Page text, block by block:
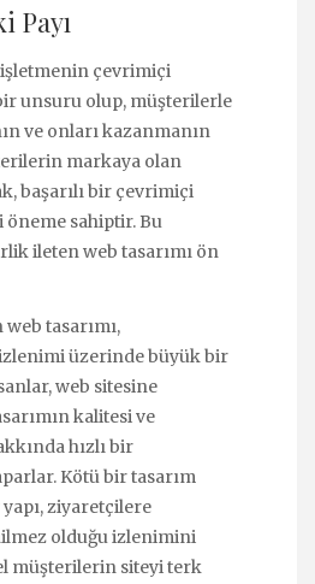
Payı
işletmenin çevrimiçi
unsuru olup, müşterilerle
ve onları kazanmanın
markaya olan
başarılı bir çevrimiçi
sahiptir. Bu
ileten web tasarımı ön
tasarımı,
üzerinde büyük bir
web sitesine
kalitesi ve
hızlı bir
Kötü bir tasarım
ziyaretçilere
olduğu izlenimini
müşterilerin siteyi terk